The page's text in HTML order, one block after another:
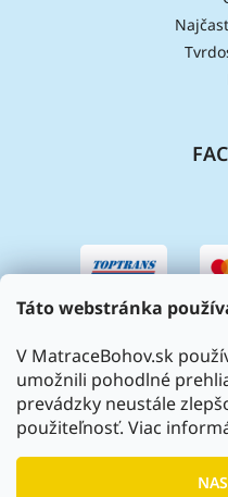
Táto webstránka
V MatraceBohov.sk
umožnili pohodlné
prevádzky neustále
použiteľnosť. Viac